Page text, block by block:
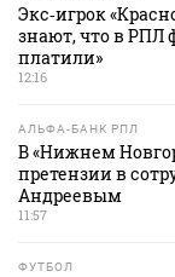
Экс‑игрок
знают, что в РПЛ
платили»
12:16
АЛЬФА-БАНК РПЛ
В «Нижнем
претензии в
Андреевым
11:57
ФУТБОЛ